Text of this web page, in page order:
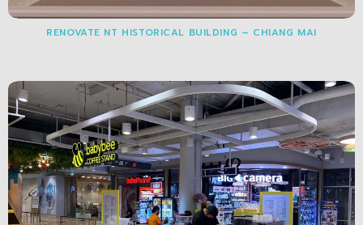
RENOVATE NT HISTORICAL BUILDING – CHIANG MAI